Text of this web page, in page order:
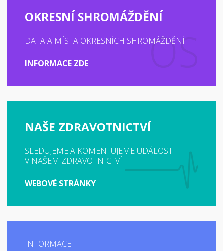
OKRESNÍ SHROMÁŽDĚNÍ
DATA A MÍSTA OKRESNÍCH SHROMÁŽDĚNÍ
INFORMACE ZDE
NAŠE ZDRAVOTNICTVÍ
SLEDUJEME A KOMENTUJEME UDÁLOSTI
V NAŠEM ZDRAVOTNICTVÍ
WEBOVÉ STRÁNKY
INFORMACE